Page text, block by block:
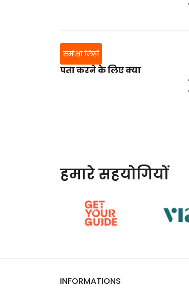
समीक्षा लिखें
पता करने के लिए क्या
हमारे सहयोगियों
INFORMATIONS